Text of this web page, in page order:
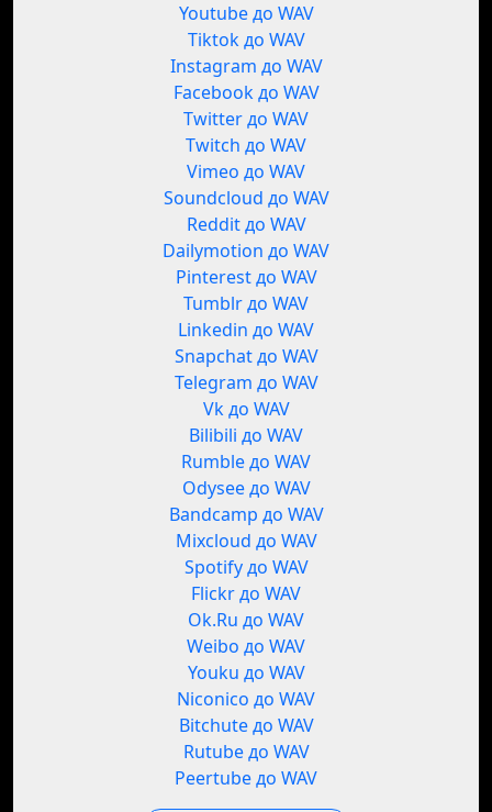
Youtube до WAV
Tiktok до WAV
Instagram до WAV
Facebook до WAV
Twitter до WAV
Twitch до WAV
Vimeo до WAV
Soundcloud до WAV
Reddit до WAV
Dailymotion до WAV
Pinterest до WAV
Tumblr до WAV
Linkedin до WAV
Snapchat до WAV
Telegram до WAV
Vk до WAV
Bilibili до WAV
Rumble до WAV
Odysee до WAV
Bandcamp до WAV
Mixcloud до WAV
Spotify до WAV
Flickr до WAV
Ok.Ru до WAV
Weibo до WAV
Youku до WAV
Niconico до WAV
Bitchute до WAV
Rutube до WAV
Peertube до WAV